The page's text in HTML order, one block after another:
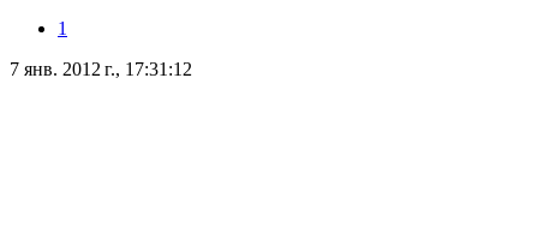
1
7 янв. 2012 г., 17:31:12